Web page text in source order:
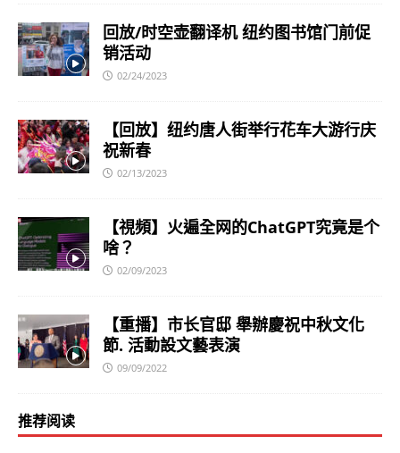
回放/时空壶翻译机 纽约图书馆门前促
销活动
02/24/2023
【回放】纽约唐人街举行花车大游行庆
祝新春
02/13/2023
【視頻】火遍全网的ChatGPT究竟是个
啥？
02/09/2023
【重播】市长官邸 舉辦慶祝中秋文化
節. 活動設文藝表演
09/09/2022
推荐阅读